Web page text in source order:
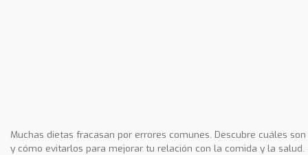
Muchas dietas fracasan por errores comunes. Descubre cuáles son
y cómo evitarlos para mejorar tu relación con la comida y la salud.